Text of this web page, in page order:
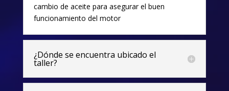
cambio de aceite para asegurar el buen
funcionamiento del motor
¿Dónde se encuentra ubicado el
taller?